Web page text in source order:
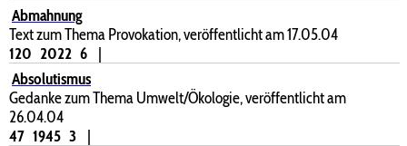
Abmahnung
Text zum Thema Provokation, veröffentlicht am 17.05.04
120 2022 6
|
Absolutismus
Gedanke zum Thema Umwelt/Ökologie, veröffentlicht am
26.04.04
47 1945 3
|